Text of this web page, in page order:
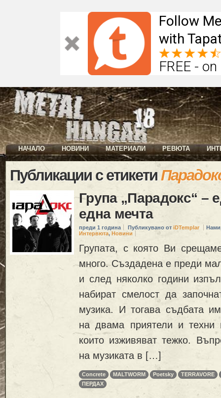
Follow
with
FREE -
НАЧАЛО НОВИНИ МАТЕРИАЛИ РЕВЮТА
Публикации с етикети
Група „Парадокс“ –
една мечта
преди 1 година Публикувано от iDTemplar
Интервюта, Новини
Групата, с която Ви
много. Създадена е преди
и след няколко години
набират смелост да
музика. И тогава съдбата
на двама приятели и техни
които изживяват тежко.
на музиката в […]
Concrete MALTWORM Poetsky
TERRAVORE
ПЕРДАХ